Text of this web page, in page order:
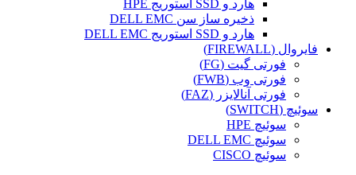
هارد و SSD استوریج HPE
ذخیره ساز سن DELL EMC
هارد و SSD استوریج DELL EMC
فایروال (FIREWALL)
فورتی گیت (FG)
فورتی وب (FWB)
فورتی آنالایزر (FAZ)
سوئیچ (SWITCH)
سوئیچ HPE
سوئیچ DELL EMC
سوئیچ CISCO